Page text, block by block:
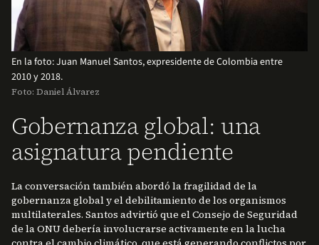
En la foto: Juan Manuel Santos, expresidente de Colombia entre
2010 y 2018.
Foto: Daniel Álvarez
Gobernanza global: una
asignatura pendiente
La conversación también abordó la fragilidad de la
gobernanza global y el debilitamiento de los organismos
multilaterales. Santos advirtió que el Consejo de Seguridad
de la ONU debería involucrarse activamente en la lucha